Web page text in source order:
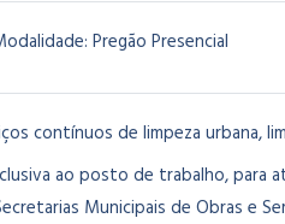
Pregão Presencial
contínuos de limpeza urbana,
ao posto de trabalho, para
Municipais de Obras e